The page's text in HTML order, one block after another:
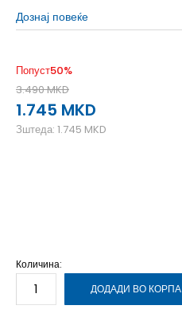
Дознај повеќе
Попуст50%
3.490MKD
1.745 MKD
Зштеда: 1.745 MKD
Количина:
ДОДАДИ ВО КОРПА